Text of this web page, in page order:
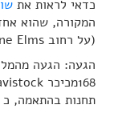
כדאי לראות את
המקורה, שהוא
(על רחוב Nine Elms, בין Vauxhall ו
תחנות בהתאמה, כ 15-20 דק'.